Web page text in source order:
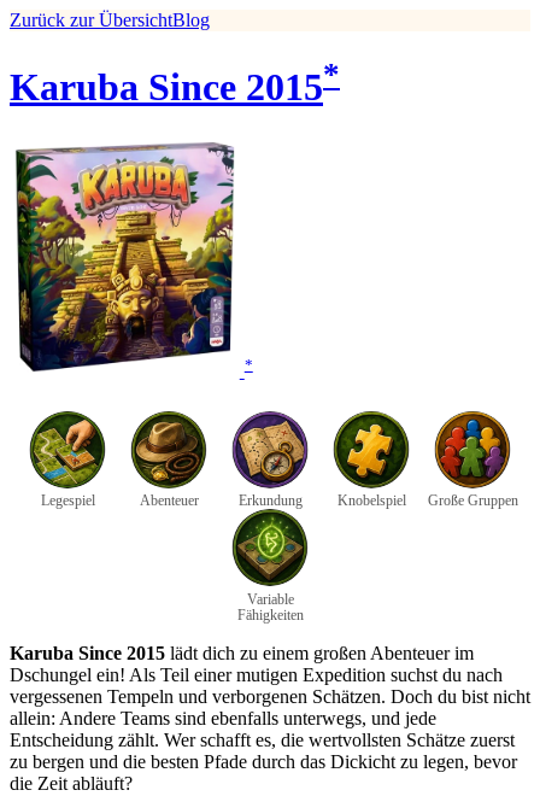
Zurück zur ÜbersichtBlog
Karuba Since 2015*
*
Legespiel Abenteuer Erkundung Knobelspiel Große Gruppen
Variable
Fähigkeiten
Karuba Since 2015 lädt dich zu einem großen Abenteuer im
Dschungel ein! Als Teil einer mutigen Expedition suchst du nach
vergessenen Tempeln und verborgenen Schätzen. Doch du bist nicht
allein: Andere Teams sind ebenfalls unterwegs, und jede
Entscheidung zählt. Wer schafft es, die wertvollsten Schätze zuerst
zu bergen und die besten Pfade durch das Dickicht zu legen, bevor
die Zeit abläuft?